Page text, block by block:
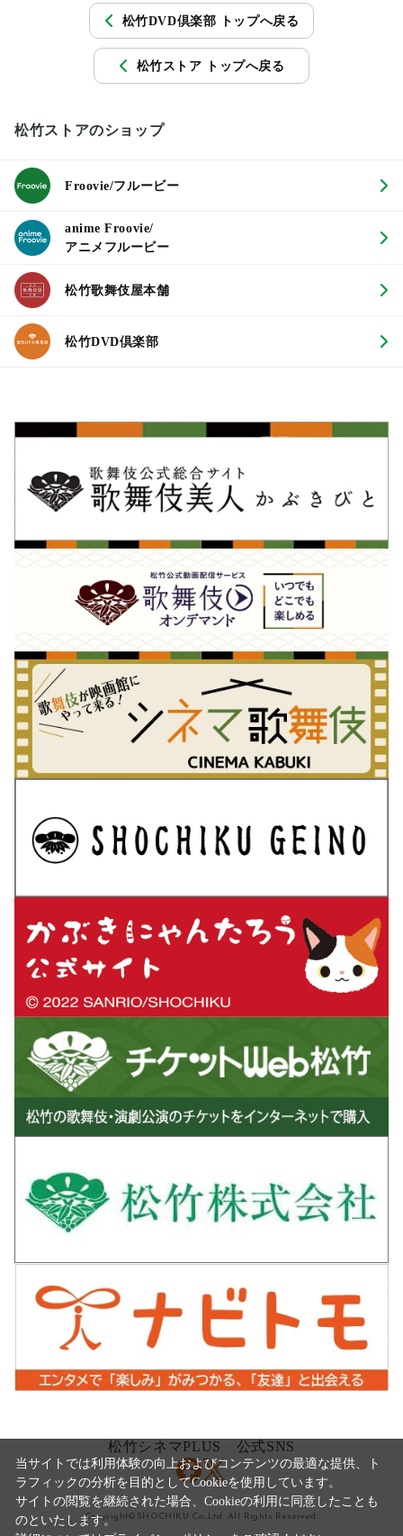
松竹DVD倶楽部 トップへ戻る
松竹ストア トップへ戻る
松竹ストアのショップ
Froovie/フルービー
anime Froovie/
アニメフルービー
松竹歌舞伎屋本舗
松竹DVD倶楽部
松竹シネマPLUS 公式SNS
Copyright©SHOCHIKU Co.,Ltd. All Rights Reserved.
当サイトでは利用体験の向上およびコンテンツの最適な提供、ト
ラフィックの分析を目的としてCookieを使用しています。
サイトの閲覧を継続された場合、Cookieの利用に同意したことも
のといたします。